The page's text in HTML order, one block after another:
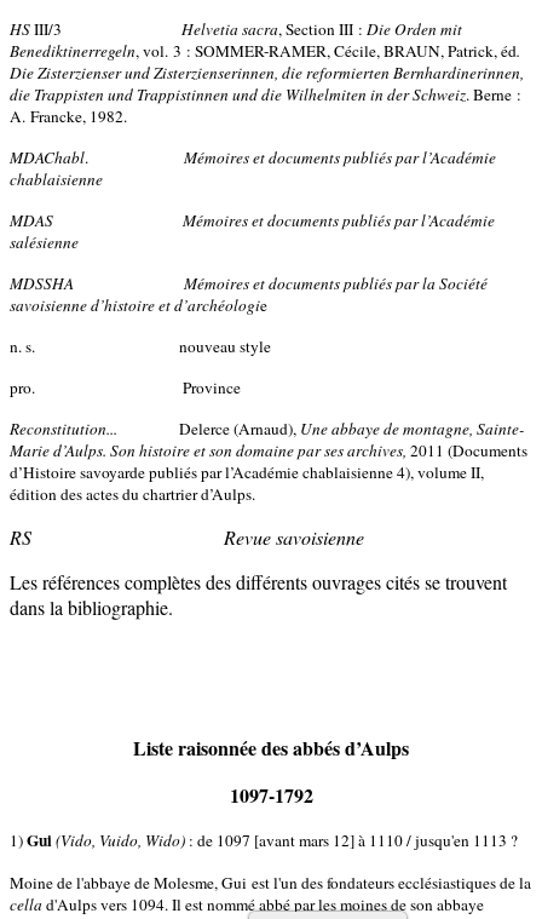
HSIII/3 Helvetia sacra, Section III : Die Orden mit
Benediktinerregeln, vol. 3 : SOMMER-RAMER, Cécile, BRAUN, Patrick, éd.
Die Zisterzienser und Zisterzienserinnen, die reformierten Bernhardinerinnen,
die Trappisten und Trappistinnen und die Wilhelmiten in der Schweiz. Berne :
A. Francke, 1982.
MDAChabl. Mémoires et documents publiés par l’Académie
chablaisienne
MDAS
Mémoires et documents publiés par l’Académie
salésienne
MDSSHA
Mémoires et documents publiés par la Société
savoisienne d’histoire et d’archéologie
n. s. nouveau style
pro. Province
Reconstitution... Delerce (Arnaud), Une abbaye de montagne, Sainte-
Marie d’Aulps. Son histoire et son domaine par ses archives, 2011 (Documents
d’Histoire savoyarde publiés par l’Académie chablaisienne 4), volume II,
édition des actes du chartrier d’Aulps.
RS Revue savoisienne
Les références complètes des différents ouvrages cités se trouvent
dans la bibliographie.
Liste raisonnée des abbés d’Aulps
1097-1792
1)Gui(Vido, Vuido, Wido) : de 1097 [avant mars 12] à 1110 / jusqu'en 1113 ?
Moine de l'abbaye de Molesme, Gui est l'un des fondateurs ecclésiastiques de la
cella d'Aulps vers 1094. Il est nommé abbé par les moines de son abbaye